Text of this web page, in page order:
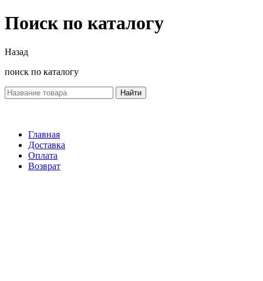
Поиск по каталогу
Назад
поиск по каталогу
Найти
Главная
Доставка
Оплата
Возврат